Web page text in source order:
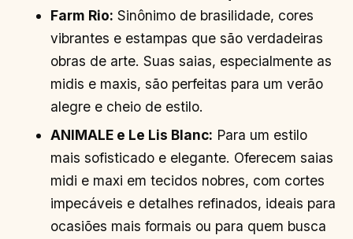
Farm Rio: Sinônimo de brasilidade, cores
vibrantes e estampas que são verdadeiras
obras de arte. Suas saias, especialmente as
midis e maxis, são perfeitas para um verão
alegre e cheio de estilo.
ANIMALE e Le Lis Blanc: Para um estilo
mais sofisticado e elegante. Oferecem saias
midi e maxi em tecidos nobres, com cortes
impecáveis e detalhes refinados, ideais para
ocasiões mais formais ou para quem busca